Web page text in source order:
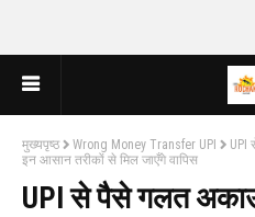
मुख्यपृष्ठ Wrong Money Transfer UPI
UPI
इन आसान तरीकों से मिल जाएँगे वापिस
UPI से पैसे गलत